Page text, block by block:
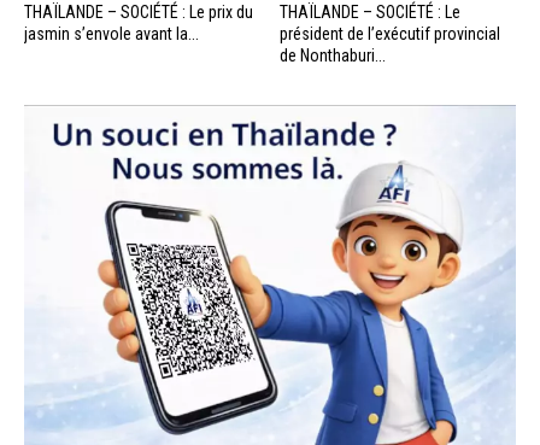
THAÏLANDE – SOCIÉTÉ : Le prix du
jasmin s’envole avant la...
THAÏLANDE – SOCIÉTÉ : Le
président de l’exécutif provincial
de Nonthaburi...